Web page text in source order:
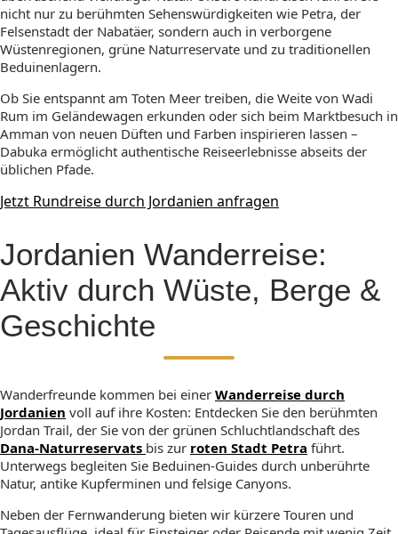
nicht nur zu berühmten Sehenswürdigkeiten wie Petra, der
Felsenstadt der Nabatäer, sondern auch in verborgene
Wüstenregionen, grüne Naturreservate und zu traditionellen
Beduinenlagern.
Ob Sie entspannt am Toten Meer treiben, die Weite von Wadi
Rum im Geländewagen erkunden oder sich beim Marktbesuch in
Amman von neuen Düften und Farben inspirieren lassen –
Dabuka ermöglicht authentische Reiseerlebnisse abseits der
üblichen Pfade.
Jetzt Rundreise durch Jordanien anfragen
Jordanien Wanderreise:
Aktiv durch Wüste, Berge &
Geschichte
Wanderfreunde kommen bei einer Wanderreise durch
Jordanien voll auf ihre Kosten: Entdecken Sie den berühmten
Jordan Trail, der Sie von der grünen Schluchtlandschaft des
Dana-Naturreservats bis zur roten Stadt Petra führt.
Unterwegs begleiten Sie Beduinen-Guides durch unberührte
Natur, antike Kupferminen und felsige Canyons.
Neben der Fernwanderung bieten wir kürzere Touren und